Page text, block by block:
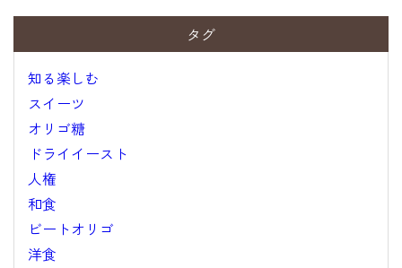
タグ
知る楽しむ
スイーツ
オリゴ糖
ドライイースト
人権
和食
ビートオリゴ
洋食